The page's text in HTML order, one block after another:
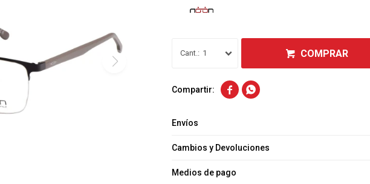
1 COMPRAR
 
Envíos
Cambios y Devoluciones
Medios de pago